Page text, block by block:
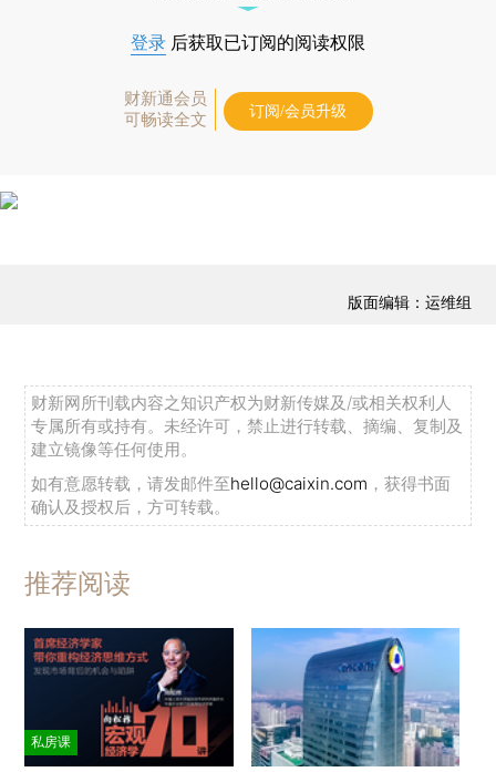
登录 后获取已订阅的阅读权限
财新通会员
可畅读全文
订阅/会员升级
版面编辑：运维组
财新网所刊载内容之知识产权为财新传媒及/或相关权利人
专属所有或持有。未经许可，禁止进行转载、摘编、复制及
建立镜像等任何使用。
如有意愿转载，请发邮件至hello@caixin.com ，获得书面
确认及授权后，方可转载。
推荐阅读
私房课